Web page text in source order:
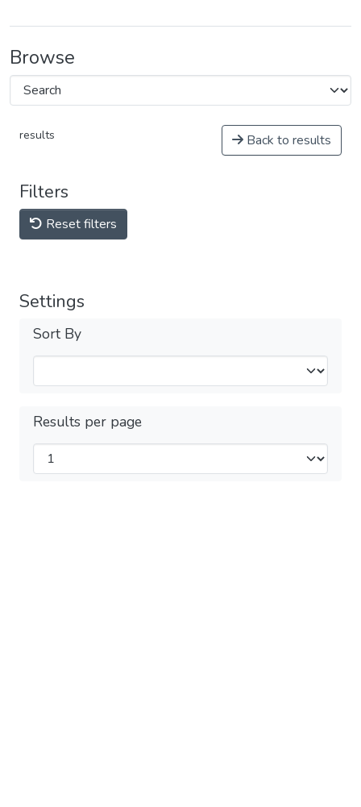
Browse
results Back to results
Filters
Reset filters
Settings
Sort By
Results per page